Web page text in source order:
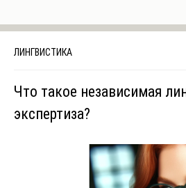
ЛИНГВИСТИКА
Что такое независимая
экспертиза?